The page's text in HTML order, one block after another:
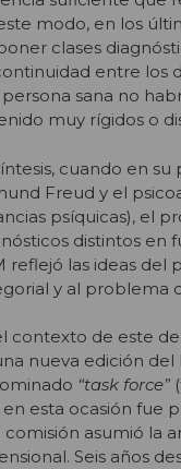
modo, en los
clases
entre los
persona sana no
muy rígidos o
cuando en
Freud y el
psíquicas), el
distintos en
reflejó las ideas del
y al problema
contexto de este
nueva edición
“task force”
esta ocasión fue
comisión asumió la
Seis años